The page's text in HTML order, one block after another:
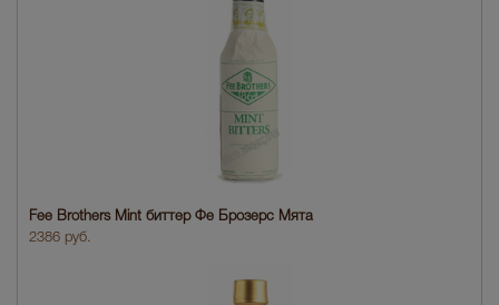
Fee Brothers Mint биттер Фе Брозерс Мята
2386 руб.